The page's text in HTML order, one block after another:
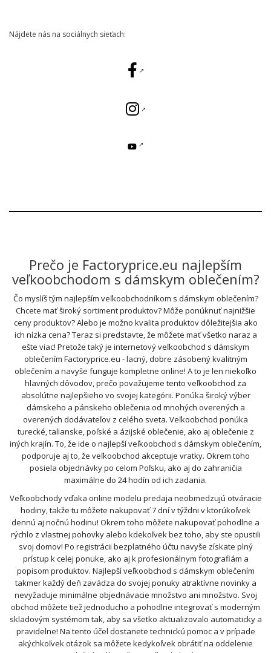
Nájdete nás na sociálnych sieťach:
Prečo je Factoryprice.eu najlepším
veľkoobchodom s dámskym oblečením?
Čo myslíš tým najlepším veľkoobchodníkom s dámskym oblečením?
Chcete mať široký sortiment produktov? Môže ponúknuť najnižšie
ceny produktov? Alebo je možno kvalita produktov dôležitejšia ako
ich nízka cena? Teraz si predstavte, že môžete mať všetko naraz a
ešte viac! Pretože taký je internetový veľkoobchod s dámskym
oblečením Factoryprice.eu - lacný, dobre zásobený kvalitným
oblečením a navyše funguje kompletne online! A to je len niekoľko
hlavných dôvodov, prečo považujeme tento veľkoobchod za
absolútne najlepšieho vo svojej kategórii. Ponúka široký výber
dámskeho a pánskeho oblečenia od mnohých overených a
overených dodávateľov z celého sveta. Veľkoobchod ponúka
turecké, talianske, poľské a ázijské oblečenie, ako aj oblečenie z
iných krajín. To, že ide o najlepší veľkoobchod s dámskym oblečením,
podporuje aj to, že veľkoobchod akceptuje vratky. Okrem toho
posiela objednávky po celom Poľsku, ako aj do zahraničia
maximálne do 24 hodín od ich zadania.
Veľkoobchody vďaka online modelu predaja neobmedzujú otváracie
hodiny, takže tu môžete nakupovať 7 dní v týždni v ktorúkoľvek
dennú aj nočnú hodinu! Okrem toho môžete nakupovať pohodlne a
rýchlo z vlastnej pohovky alebo kdekoľvek bez toho, aby ste opustili
svoj domov! Po registrácii bezplatného účtu navyše získate plný
prístup k celej ponuke, ako aj k profesionálnym fotografiám a
popisom produktov. Najlepší veľkoobchod s dámskym oblečením
takmer každý deň zavádza do svojej ponuky atraktívne novinky a
nevyžaduje minimálne objednávacie množstvo ani množstvo. Svoj
obchod môžete tiež jednoducho a pohodlne integrovať s moderným
skladovým systémom tak, aby sa všetko aktualizovalo automaticky a
pravidelne! Na tento účel dostanete technickú pomoc a v prípade
akýchkoľvek otázok sa môžete kedykoľvek obrátiť na oddelenie